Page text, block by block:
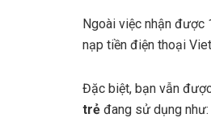
Ngoài việc nhận được
nạp tiền điện thoại
Đặc biệt, bạn vẫn
trẻ đang sử dụng như: